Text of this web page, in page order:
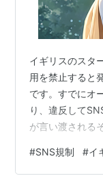
イギリスのスタ
用を禁止すると
です。すでにオ
り、違反して
が言い渡される
れるようです。
#SNS規制 #イ